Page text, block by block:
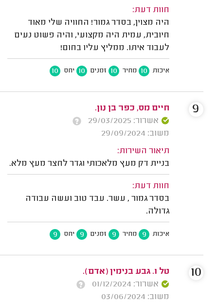
חוות דעת:
היה מצוין, בסדר גמור! החוויה שלי מאוד
חיובית, עמית היה מקצועי, והיה פשוט נעים
לעבוד איתו. ממליץ עליו בחום!
איכות 10 מחיר 10 זמנים 10 יחס 10
חיים מס, כפר בן נון.
אשרור: 29/03/2025
משוב: 29/09/2024
תיאור השירות:
בניית דק מעץ מלאכותי וגדר לחצר מעץ מלא.
חוות דעת:
בסדר גמור , עשר. עבד טוב ועשה עבודה
גדולה.
איכות 9 מחיר 9 זמנים 9 יחס 9
9
טל ו. גבע בנימין (אדם).
אשרור: 01/12/2024
משוב: 03/06/2024
10